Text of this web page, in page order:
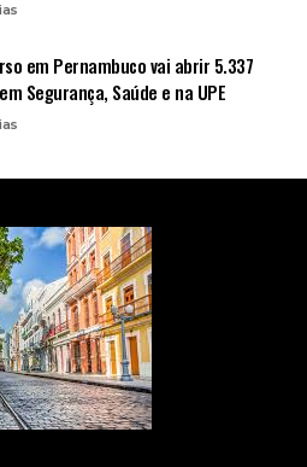
em Pernambuco vai abrir 5.337
Segurança, Saúde e na UPE